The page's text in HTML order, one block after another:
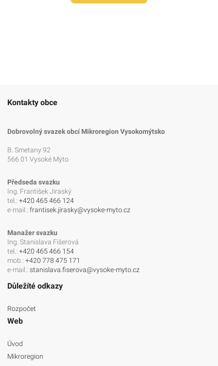
Kontakty obce
Dobrovolný svazek obcí Mikroregion Vysokomýtsko
B. Smetany 92
566 01 Vysoké Mýto
Předseda svazku
Ing. František Jiraský
tel.: +420 465 466 124
e-mail.: frantisek.jirasky@vysoke-myto.cz
Manažer svazku
Ing. Stanislava Fišerová
tel.: +420 465 466 154
mob.: +420 778 475 171
e-mail.: stanislava.fiserova@vysoke-myto.cz
Důležíté odkazy
Rozpočet
Web
Úvod
Mikroregion